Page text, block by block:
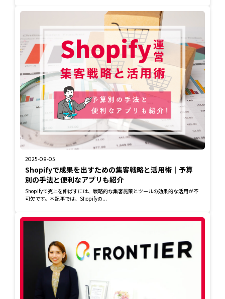
2025-08-05
Shopifyで成果を出すための集客戦略と活用術｜予算
別の手法と便利なアプリも紹介
Shopifyで売上を伸ばすには、戦略的な集客施策とツールの効果的な活用が不
可欠です。本記事では、Shopifyの...